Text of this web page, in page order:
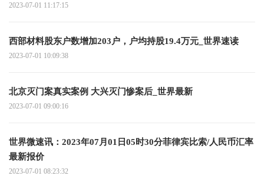
2023-07-01 11:17:15
西部材料股东户数增加203户，户均持股19.4万元_世界速读
2023-07-01 10:09:38
北京灭门案真实案例 大兴灭门惨案后_世界最新
2023-07-01 09:00:16
世界微速讯：2023年07月01日05时30分菲律宾比索/人民币汇率
最新报价
2023-07-01 08:23:32